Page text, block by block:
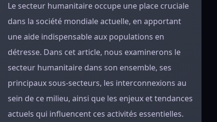
Le secteur humanitaire occupe une place cruciale
dans la société mondiale actuelle, en apportant
une aide indispensable aux populations en
détresse. Dans cet article, nous examinerons le
secteur humanitaire dans son ensemble, ses
principaux sous-secteurs, les interconnexions au
sein de ce milieu, ainsi que les enjeux et tendances
actuels qui influencent ces activités essentielles.